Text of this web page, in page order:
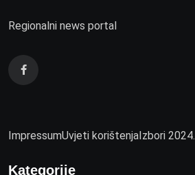
Regionalni news portal
ImpressumUvjeti korištenjaIzbori 2024.
Kategorije